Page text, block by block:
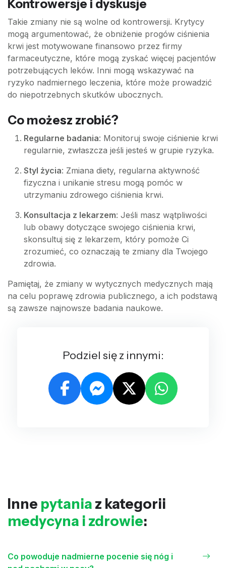
Kontrowersje i dyskusje
Takie zmiany nie są wolne od kontrowersji. Krytycy
mogą argumentować, że obniżenie progów ciśnienia
krwi jest motywowane finansowo przez firmy
farmaceutyczne, które mogą zyskać więcej pacjentów
potrzebujących leków. Inni mogą wskazywać na
ryzyko nadmiernego leczenia, które może prowadzić
do niepotrzebnych skutków ubocznych.
Co możesz zrobić?
Regularne badania: Monitoruj swoje ciśnienie krwi
regularnie, zwłaszcza jeśli jesteś w grupie ryzyka.
Styl życia: Zmiana diety, regularna aktywność
fizyczna i unikanie stresu mogą pomóc w
utrzymaniu zdrowego ciśnienia krwi.
Konsultacja z lekarzem: Jeśli masz wątpliwości
lub obawy dotyczące swojego ciśnienia krwi,
skonsultuj się z lekarzem, który pomoże Ci
zrozumieć, co oznaczają te zmiany dla Twojego
zdrowia.
Pamiętaj, że zmiany w wytycznych medycznych mają
na celu poprawę zdrowia publicznego, a ich podstawą
są zawsze najnowsze badania naukowe.
Podziel się z innymi:
Inne pytania z kategorii
medycyna i zdrowie:
Co powoduje nadmierne pocenie się nóg i